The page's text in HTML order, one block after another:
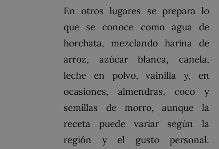
En otros lugares se prepara lo
que se conoce como agua de
horchata, mezclando harina de
arroz, azúcar blanca, canela,
leche en polvo, vainilla y, en
ocasiones, almendras, coco y
semillas de morro, aunque la
receta puede variar según la
región y el gusto personal.